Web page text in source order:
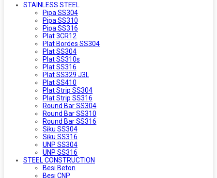
STAINLESS STEEL
Pipa SS304
Pipa SS310
Pipa SS316
Plat 3CR12
Plat Bordes SS304
Plat SS304
Plat SS310s
Plat SS316
Plat SS329 J3L
Plat SS410
Plat Strip SS304
Plat Strip SS316
Round Bar SS304
Round Bar SS310
Round Bar SS316
Siku SS304
Siku SS316
UNP SS304
UNP SS316
STEEL CONSTRUCTION
Besi Beton
Besi CNP